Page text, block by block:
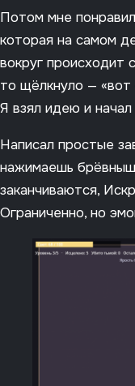
Потом мне
которая на самом
вокруг происходит
то щёлкнуло — «вот
Я взял идею и начал
Написал простые
нажимаешь
заканчиваются,
Ограниченно, но